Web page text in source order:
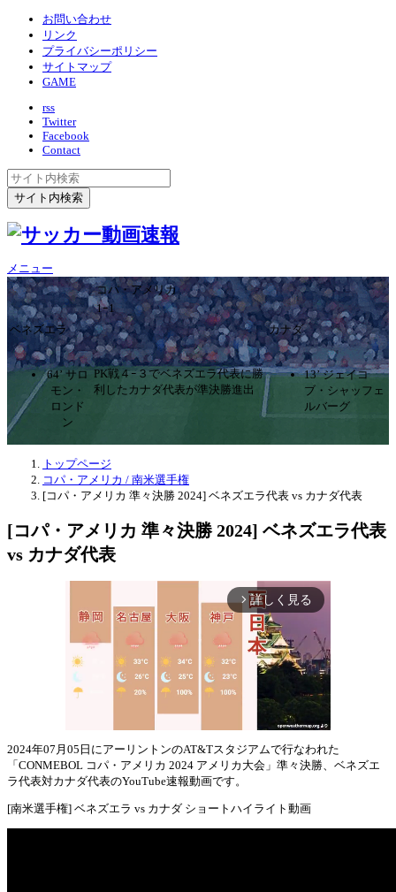
お問い合わせ
リンク
プライバシーポリシー
サイトマップ
GAME
rss
Twitter
Facebook
Contact
メニュー
コパ・アメリカ
1ｰ1
ベネズエラ
PK戦４ｰ３でベネズエラ代表に勝
利したカナダ代表が準決勝進出
カナダ
64’ サロ
モン・
ロンド
ン
13’ ジェイコ
ブ・シャッフェ
ルバーグ
トップページ
コパ・アメリカ / 南米選手権
[コパ・アメリカ 準々決勝 2024] ベネズエラ代表 vs カナダ代表
[コパ・アメリカ 準々決勝 2024] ベネズエラ代表
vs カナダ代表
arrow_forward_ios 詳しく見る
2024年07月05日にアーリントンのAT&Tスタジアムで行なわれた
「CONMEBOL コパ・アメリカ 2024 アメリカ大会」準々決勝、ベネズエ
ラ代表対カナダ代表のYouTube速報動画です。
[南米選手権] ベネズエラ vs カナダ ショートハイライト動画